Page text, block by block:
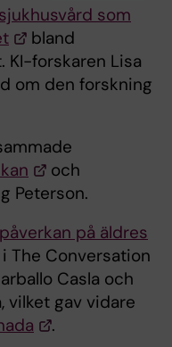
som
bland
KI-forskaren Lisa
om den forskning
och
Peterson.
på äldres
The Conversation
Casla och
vilket gav vidare
.